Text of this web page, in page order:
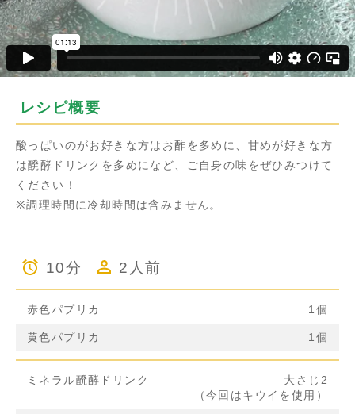
レシピ概要
酸っぱいのがお好きな方はお酢を多めに、甘めが好きな方
は醗酵ドリンクを多めになど、ご自身の味をぜひみつけて
ください！
※調理時間に冷却時間は含みません。
10分 2人前
赤色パプリカ 1個
黄色パプリカ 1個
ミネラル醗酵ドリンク
大さじ2
（今回はキウイを使用）